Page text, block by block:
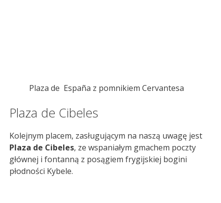
Plaza de España z pomnikiem Cervantesa
Plaza de Cibeles
Kolejnym placem, zasługującym na naszą uwagę jest
Plaza de Cibeles, ze wspaniałym gmachem poczty
głównej i fontanną z posągiem frygijskiej bogini
płodności Kybele.